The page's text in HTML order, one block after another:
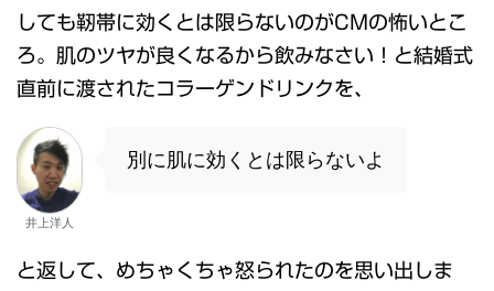
しても靭帯に効くとは限らないのがCMの怖いとこ
ろ。肌のツヤが良くなるから飲みなさい！と結婚式
直前に渡されたコラーゲンドリンクを、
井上洋人
別に肌に効くとは限らないよ
と返して、めちゃくちゃ怒られたのを思い出しま